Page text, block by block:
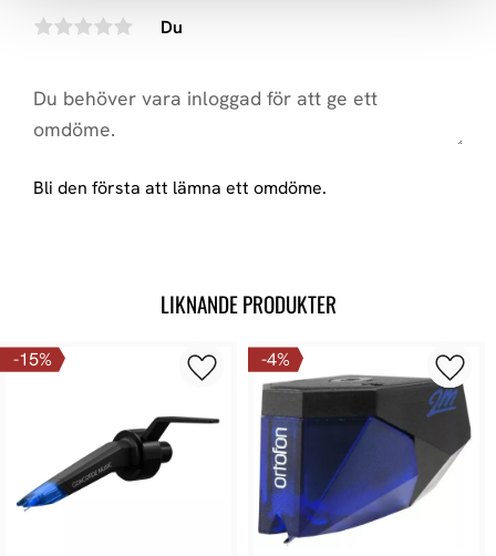
Du
Bli den första att lämna ett omdöme.
LIKNANDE PRODUKTER
15% 4%